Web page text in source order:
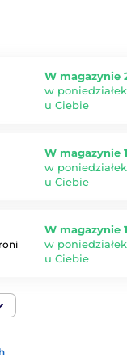
W magazynie
w poniedziałek
u Ciebie
W magazynie
w poniedziałek
u Ciebie
W magazynie
w poniedziałek
u Ciebie